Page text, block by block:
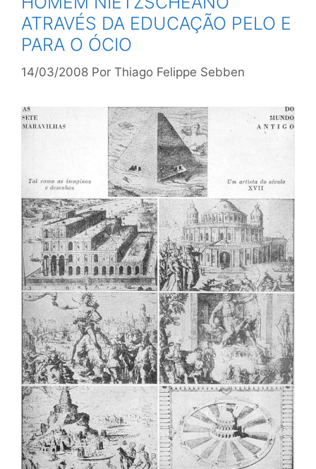
ATRAVÉS DA EDUCAÇÃO PELO E
PARA O ÓCIO
14/03/2008 Por Thiago Felippe Sebben